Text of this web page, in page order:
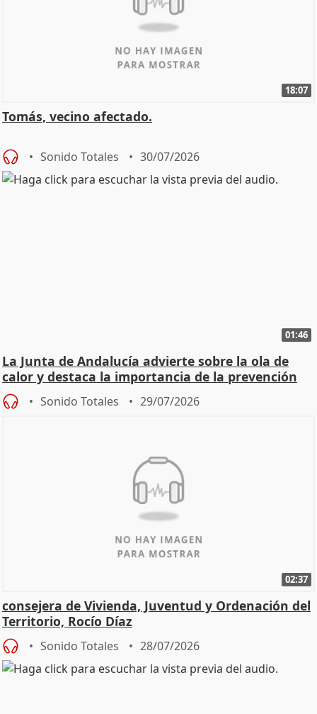
18:07
Tomás, vecino afectado.
Sonido Totales 30/07/2026
01:46
La Junta de Andalucía advierte sobre la ola de
calor y destaca la importancia de la prevención
Sonido Totales 29/07/2026
02:37
consejera de Vivienda, Juventud y Ordenación del
Territorio, Rocío Díaz
Sonido Totales 28/07/2026